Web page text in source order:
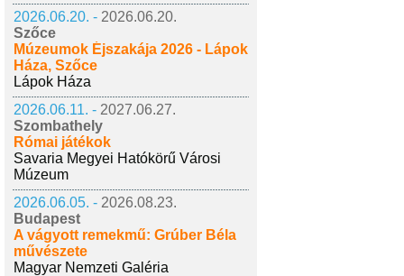
2026.06.20. - 2026.06.20.
Szőce
Múzeumok Éjszakája 2026 - Lápok
Háza, Szőce
Lápok Háza
2026.06.11. - 2027.06.27.
Szombathely
Római játékok
Savaria Megyei Hatókörű Városi
Múzeum
2026.06.05. - 2026.08.23.
Budapest
A vágyott remekmű: Grúber Béla
művészete
Magyar Nemzeti Galéria